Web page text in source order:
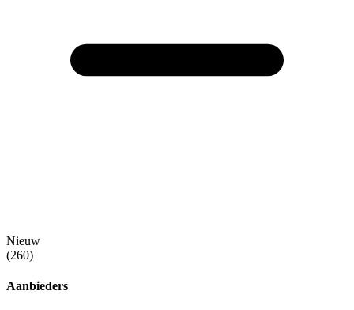
Nieuw
(260)
Aanbieders